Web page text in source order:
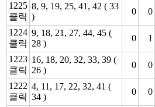
1225
클릭
8, 9, 19, 25, 41, 42 ( 33
)
0 0
1224
클릭
9, 18, 21, 27, 44, 45 (
28 )
0 1
1223
클릭
16, 18, 20, 32, 33, 39 (
26 )
0 0
1222
클릭
4, 11, 17, 22, 32, 41 (
34 )
0 0